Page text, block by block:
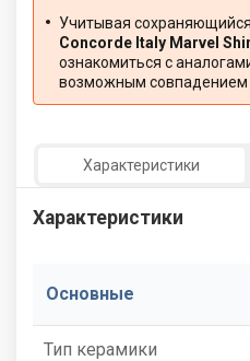
Учитывая
Concorde Italy Marvel
ознакомиться с
возможным совпадением
Характеристики
Характеристики
Основные
Тип керамики